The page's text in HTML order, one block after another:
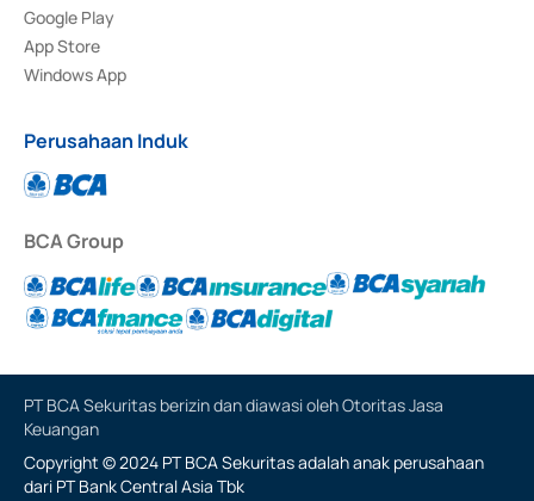
Google Play
App Store
Windows App
Perusahaan Induk
BCA Group
PT BCA Sekuritas berizin dan diawasi oleh Otoritas Jasa
Keuangan
Copyright © 2024 PT BCA Sekuritas adalah anak perusahaan
dari PT Bank Central Asia Tbk